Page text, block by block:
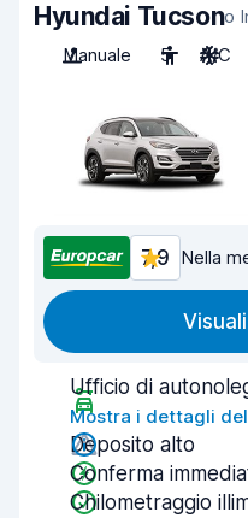
Hyundai Tucsono
Manuale
5 A/C
7,9 Nella
Ufficio di
Mostra i dettagli
Deposito alto
Conferma
Chilometraggio